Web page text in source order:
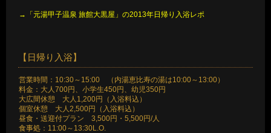
→「元湯甲子温泉 旅館大黒屋」の2013年日帰り入浴レポ
【日帰り入浴】
営業時間：10:30～15:00 （内湯恵比寿の湯は10:00～13:00）
料金：大人700円、小学生450円、幼児350円
大広間休憩 大人1,200円（入浴料込）
個室休憩 大人2,500円（入浴料込）
昼食・送迎付プラン 3,500円・5,500円/人
食事処：11:00～13:30L.O.